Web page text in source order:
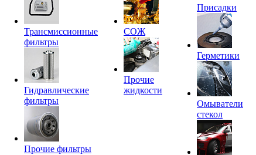
Трансмиссионные
фильтры
Гидравлические
фильтры
Прочие фильтры
СОЖ
Прочие
жидкости
Присадки
Герметики
Омыватели
стекол